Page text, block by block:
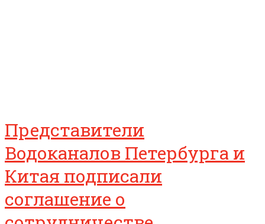
Представители
Водоканалов Петербурга и
Китая подписали
соглашение о